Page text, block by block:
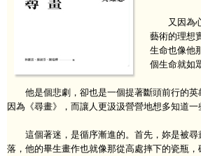
又因為心
藝術的理想
生命也像他
個生命就如
他是個悲劇，卻也是一個提著斷頭前行的英
因為《尋畫》，而讓人更汲汲營營地想多知道一
這個著迷，是循序漸進的。首先，妳是被尋
落，他的畢生畫作也就像那從高處摔下的瓷瓶